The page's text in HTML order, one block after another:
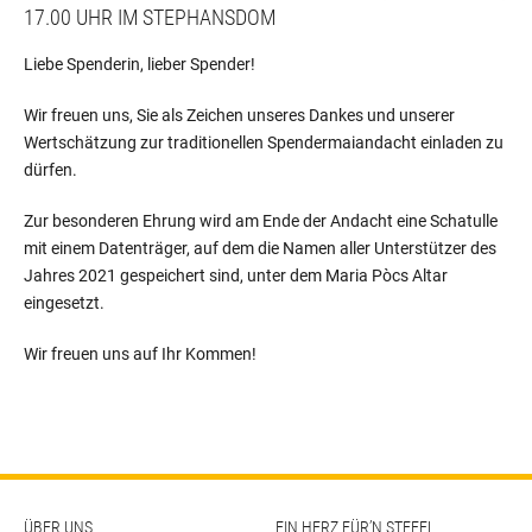
17.00 UHR IM STEPHANSDOM
Liebe Spenderin, lieber Spender!
Wir freuen uns, Sie als Zeichen unseres Dankes und unserer
Wertschätzung zur traditionellen Spendermaiandacht einladen zu
dürfen.
Zur besonderen Ehrung wird am Ende der Andacht eine Schatulle
mit einem Datenträger, auf dem die Namen aller Unterstützer des
Jahres 2021 gespeichert sind, unter dem Maria Pòcs Altar
eingesetzt.
Wir freuen uns auf Ihr Kommen!
ÜBER UNS EIN HERZ FÜR’N STEFFL